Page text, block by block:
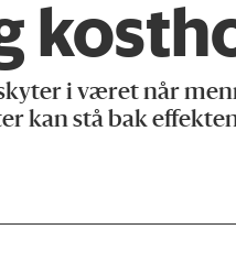
i været når
kan stå bak